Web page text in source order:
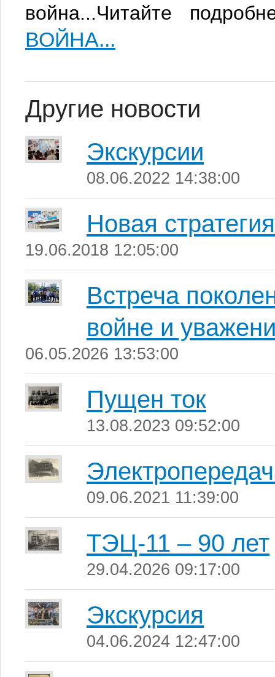
война...Читайте
ВОЙНА...
Другие новости
Экскурсии
08.06.2022 14:38:00
Новая
19.06.2018 12:05:00
Встреча
войне и
06.05.2026 13:53:00
Пущен ток
13.08.2023 09:52:00
09.06.2021 11:39:00
ТЭЦ-11 – 90 лет
29.04.2026 09:17:00
Экскурсия
04.06.2024 12:47:00